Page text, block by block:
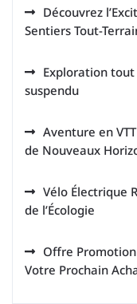
Découvrez
Sentiers Tout-
Exploration
suspendu
Aventure en
de Nouveaux
Vélo Électrique
de l’Écologie
Offre
Votre Prochain